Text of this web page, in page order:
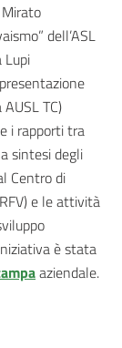
dell’ASL
Lupi
presentazione
TC)
i rapporti tra
sintesi degli
Centro di
e le attività
è stata
aziendale.